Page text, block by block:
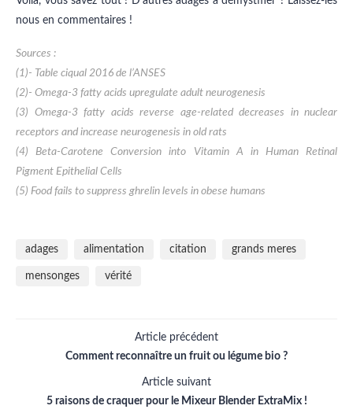
nous en commentaires !
Sources :
(1)- Table ciqual 2016 de l’ANSES
(2)- Omega-3 fatty acids upregulate adult neurogenesis
(3) Omega-3 fatty acids reverse age-related decreases in nuclear
receptors and increase neurogenesis in old rats
(4) Beta-Carotene Conversion into Vitamin A in Human Retinal
Pigment Epithelial Cells
(5) Food fails to suppress ghrelin levels in obese humans
adages alimentation citation grands meres
mensonges vérité
Article précédent
Comment reconnaître un fruit ou légume bio ?
Article suivant
5 raisons de craquer pour le Mixeur Blender ExtraMix !